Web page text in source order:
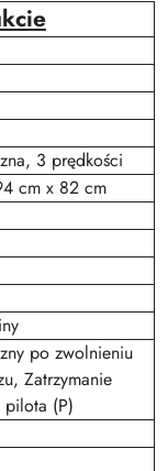
3 prędkości
cm x 82 cm
po zwolnieniu
Zatrzymanie
pilota (P)